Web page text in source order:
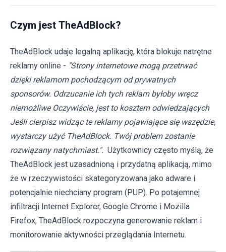
Czym jest TheAdBlock?
TheAdBlock udaje legalną aplikację, która blokuje natrętne
reklamy online - "Strony internetowe mogą przetrwać
dzięki reklamom pochodzącym od prywatnych
sponsorów. Odrzucanie ich tych reklam byłoby wręcz
niemożliwe Oczywiście, jest to kosztem odwiedzających
Jeśli cierpisz widząc te reklamy pojawiające się wszędzie,
wystarczy użyć TheAdBlock. Twój problem zostanie
rozwiązany natychmiast.". Użytkownicy często myślą, że
TheAdBlock jest uzasadnioną i przydatną aplikacją, mimo
że w rzeczywistości skategoryzowana jako adware i
potencjalnie niechciany program (PUP). Po potajemnej
infiltracji Internet Explorer, Google Chrome i Mozilla
Firefox, TheAdBlock rozpoczyna generowanie reklam i
monitorowanie aktywności przeglądania Internetu.